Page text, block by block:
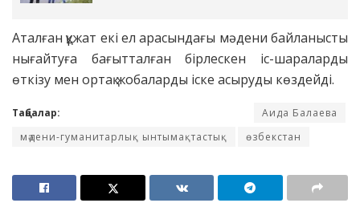
Аталған құжат екі ел арасындағы мәдени байланысты
нығайтуға бағытталған бірлескен іс-шараларды
өткізу мен ортақ жобаларды іске асыруды көздейді.
Таңбалар:
Аида Балаева
мәдени-гуманитарлық ынтымақтастық
өзбекстан